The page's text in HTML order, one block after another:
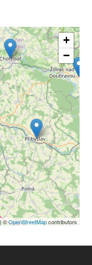
+
−
| ©OpenStreetMapcontributors